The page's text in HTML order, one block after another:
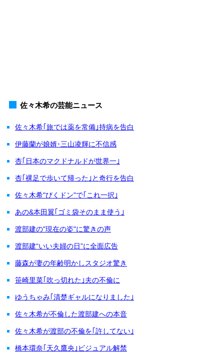
佐々木希の芸能ニュース
佐々木希｢旅では薬を常備｣持病を告白
伊藤蘭が娘婿･三山凌輝に不信感
杏｢日本のマクドナルドが世界一｣
杏｢裸足で歩いて帰った｣と奇行を告白
佐々木希"びくドン"で｢これ一択｣
あの&本田翼｢ゴミ袋そのまま使う｣
渡部建の"現在の姿"に驚きの声
渡部建“いい夫婦の日”に全面広告
藤森が妻の年齢明かしスタジオ驚き
笹崎里菜｢吹っ切れた｣夫の不倫に
ゆうちゃみ｢清楚ギャルになりました｣
佐々木希が不倫した渡部建への本音
佐々木希が渡部の不倫を｢許してない｣
橋本環奈｢天久鷹央｣ビジュアル解禁